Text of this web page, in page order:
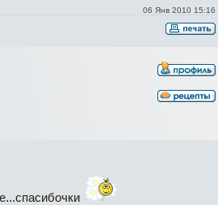
06 Янв 2010 15:16